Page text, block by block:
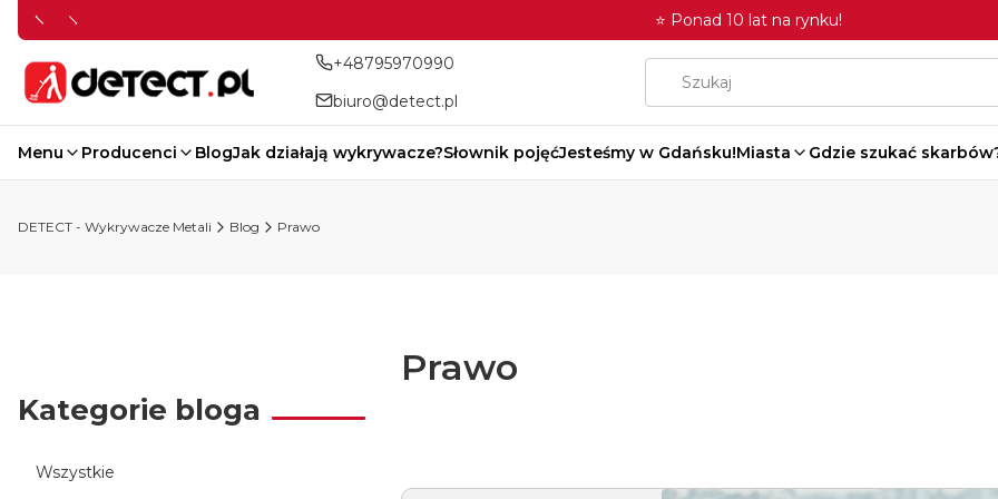
⭐ Ponad 10 lat na rynku!
+48795970990
biuro@detect.pl
Menu Producenci BlogJak działają wykrywacze?Słownik pojęćJesteśmy w Gdańsku!Miasta Gdzie szukać
DETECT - Wykrywacze Metali Blog Prawo
Kategorie bloga
Wszystkie
Prawo